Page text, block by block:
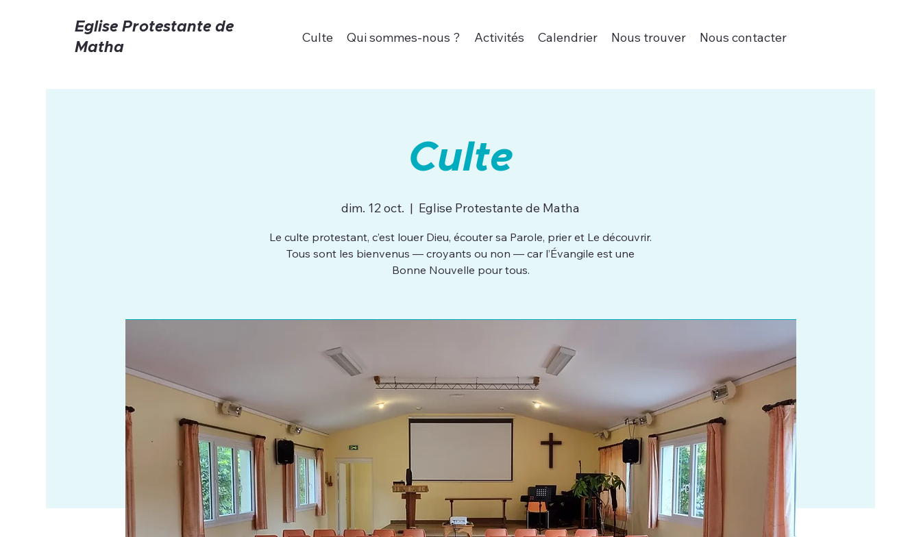
Eglise Protestante de
Matha
Culte Qui sommes-nous ? Activités Calendrier Nous trouver Nous contacter
Culte
dim. 12 oct.
  |
Eglise Protestante de Matha
Le culte protestant, c’est louer Dieu, écouter sa Parole, prier et Le découvrir.
Tous sont les bienvenus — croyants ou non — car l’Évangile est une
Bonne Nouvelle pour tous.